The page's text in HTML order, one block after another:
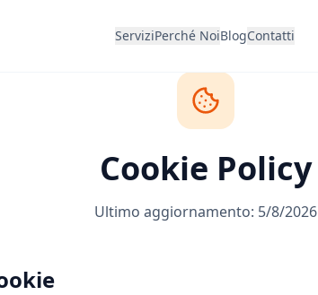
ServiziPerché NoiBlogContatti
Cookie Policy
Ultimo aggiornamento: 5/8/2026